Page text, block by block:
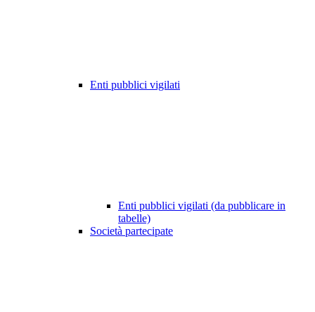
Enti pubblici vigilati
Enti pubblici vigilati (da pubblicare in
tabelle)
Società partecipate